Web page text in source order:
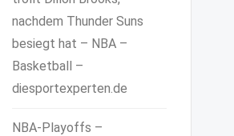
nachdem Thunder Suns
besiegt hat – NBA –
Basketball –
diesportexperten.de
NBA-Playoffs –